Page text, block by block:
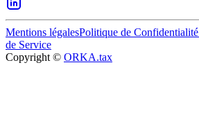
Mentions légalesPolitique de Confidentialité
de Service
Copyright © ORKA.tax